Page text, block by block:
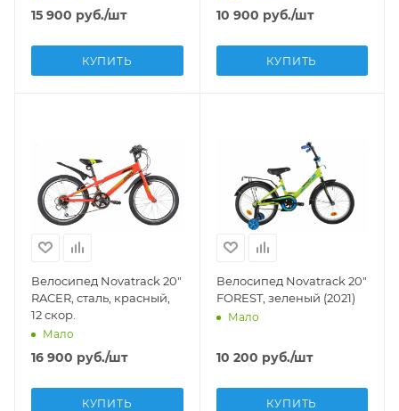
15 900 руб./шт
КУПИТЬ
10 900 руб./шт
КУПИТЬ
Велосипед Novatrack 20"
RACER, сталь, красный,
12 скор.
Мало
16 900 руб./шт
КУПИТЬ
Велосипед Novatrack 20"
FOREST, зеленый (2021)
Мало
10 200 руб./шт
КУПИТЬ